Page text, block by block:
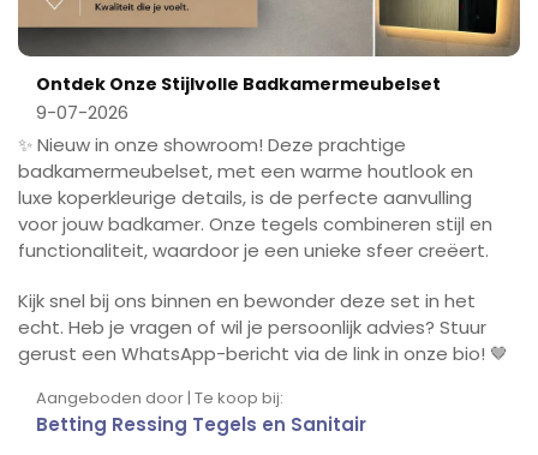
Ontdek Onze Stijlvolle Badkamermeubelset
9-07-2026
✨ Nieuw in onze showroom! Deze prachtige
badkamermeubelset, met een warme houtlook en
luxe koperkleurige details, is de perfecte aanvulling
voor jouw badkamer. Onze tegels combineren stijl en
functionaliteit, waardoor je een unieke sfeer creëert.
Kijk snel bij ons binnen en bewonder deze set in het
echt. Heb je vragen of wil je persoonlijk advies? Stuur
gerust een WhatsApp-bericht via de link in onze bio! 🤎
Aangeboden door | Te koop bij:
Betting Ressing Tegels en Sanitair